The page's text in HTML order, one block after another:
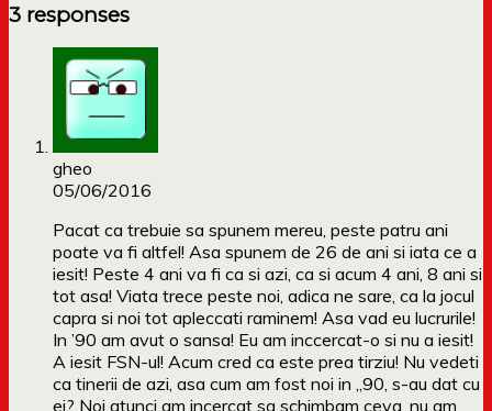
3 responses
gheo
05/06/2016
Pacat ca trebuie sa spunem mereu, peste patru ani
poate va fi altfel! Asa spunem de 26 de ani si iata ce a
iesit! Peste 4 ani va fi ca si azi, ca si acum 4 ani, 8 ani si
tot asa! Viata trece peste noi, adica ne sare, ca la jocul
capra si noi tot apleccati raminem! Asa vad eu lucrurile!
In ’90 am avut o sansa! Eu am inccercat-o si nu a iesit!
A iesit FSN-ul! Acum cred ca este prea tirziu! Nu vedeti
ca tinerii de azi, asa cum am fost noi in „90, s-au dat cu
ei? Noi atunci am incercat sa schimbam ceva, nu am